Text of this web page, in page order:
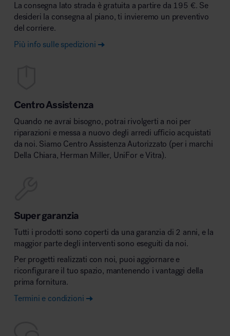
La consegna lato strada è gratuita a partire da 195 €. Se
desideri la consegna al piano, ti invieremo un preventivo
del corriere.
Più info sulle spedizioni
Centro Assistenza
Quando ne avrai bisogno, potrai rivolgerti a noi per
riparazioni e messa a nuovo degli arredi ufficio acquistati
da noi. Siamo Centro Assistenza Autorizzato (per i marchi
Della Chiara, Herman Miller, UniFor e Vitra).
Super garanzia
Tutti i prodotti sono coperti da una garanzia di 2 anni, e la
maggior parte degli interventi sono eseguiti da noi.
Per progetti realizzati con noi, puoi aggiornare e
riconfigurare il tuo spazio, mantenendo i vantaggi della
prima fornitura.
Termini e condizioni